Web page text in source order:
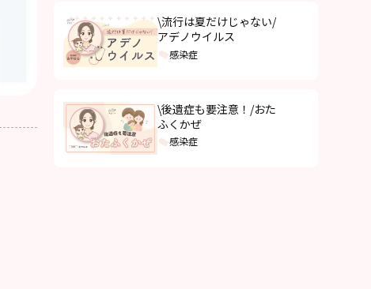
\流行は夏だけじゃない/
アデノウイルス
感染症
\後遺症も要注意！/おた
ふくかぜ
感染症